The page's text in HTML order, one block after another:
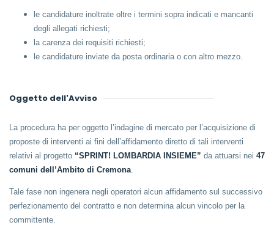
le candidature inoltrate oltre i termini sopra indicati e mancanti
degli allegati richiesti;
la carenza dei requisiti richiesti;
le candidature inviate da posta ordinaria o con altro mezzo.
Oggetto dell'Avviso
La procedura ha per oggetto l’indagine di mercato per l’acquisizione di
proposte di interventi ai fini dell’affidamento diretto di tali interventi
relativi al progetto “SPRINT! LOMBARDIA INSIEME” da attuarsi nei 47
comuni dell’Ambito di Cremona
Tale fase non ingenera negli operatori alcun affidamento sul successivo
perfezionamento del contratto e non determina alcun vincolo per la
committente.